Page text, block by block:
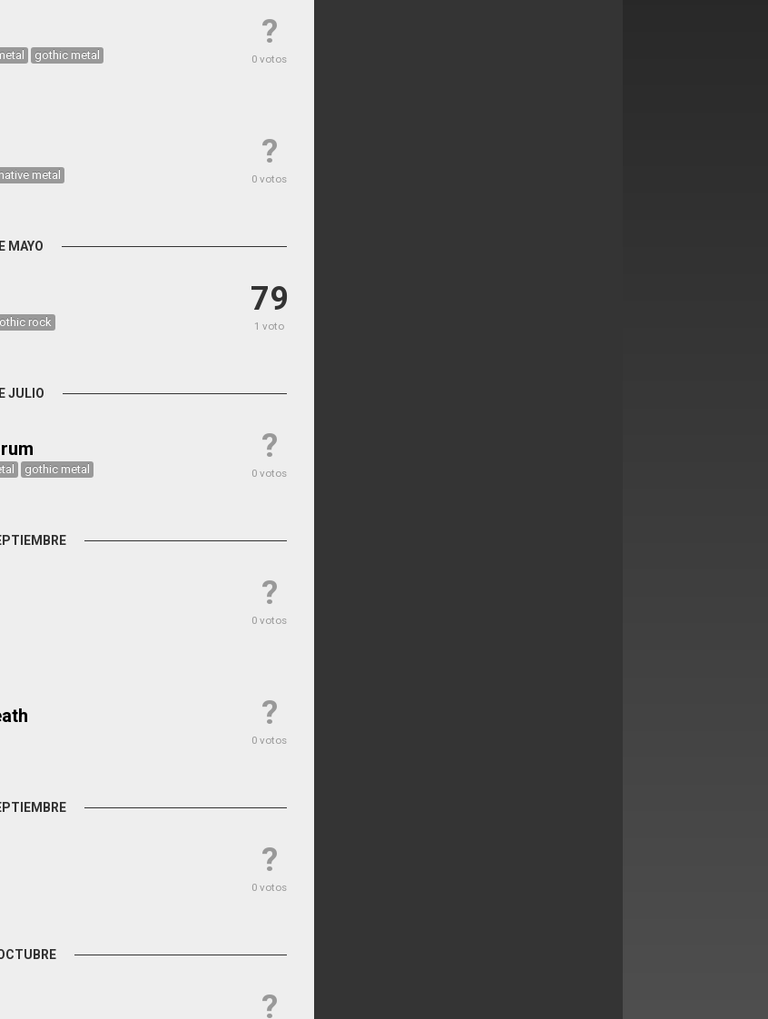
?
0 votos
gothic metal
?
0 votos
metal
MAYO
79
1 voto
rock
JULIO
?
0 votos
gothic metal
?
0 votos
?
0 votos
?
0 votos
?